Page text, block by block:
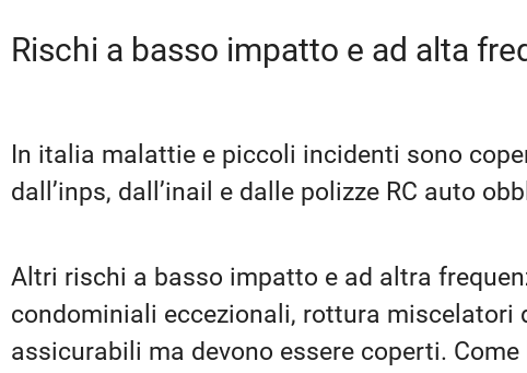
Rischi a basso impatto e ad alta
In italia malattie e piccoli incidenti sono
dall’inps, dall’inail e dalle polizze RC auto
Altri rischi a basso impatto e ad altra
condominiali eccezionali, rottura miscelatori
assicurabili ma devono essere coperti.